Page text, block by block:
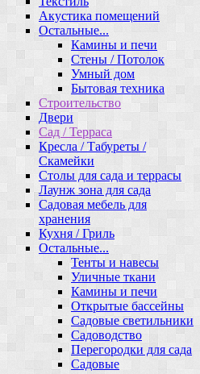
Акустика помещений
Остальные...
Камины и печи
Стены / Потолок
Умный дом
Бытовая техника
Строительство
Двери
Сад / Терраса
Кресла / Табуреты /
Скамейки
Столы для сада и террасы
Лаунж зона для сада
Садовая мебель для
хранения
Кухня / Гриль
Остальные...
Тенты и навесы
Уличные ткани
Камины и печи
Открытые бассейны
Садовые светильники
Садоводство
Перегородки для сада
Садовые